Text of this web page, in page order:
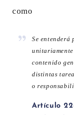
como
Se entenderá
contenido
distintas
o
Artículo